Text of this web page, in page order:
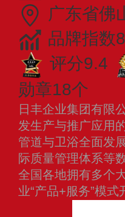
广东省佛
品牌指数
评分9.4
勋章18个
日丰企业集团有限
发生产与推广应用
管道与卫浴全面发
际质量管理体系等
全国各地拥有多个
业“产品+服务”模式